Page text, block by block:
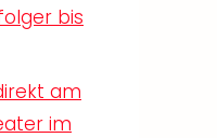
bis
am
im